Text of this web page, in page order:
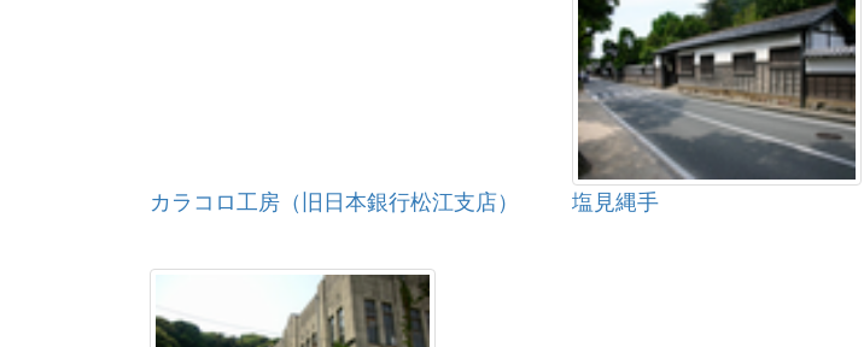
カラコロ工房（旧日本銀行松江支店） 塩見縄手